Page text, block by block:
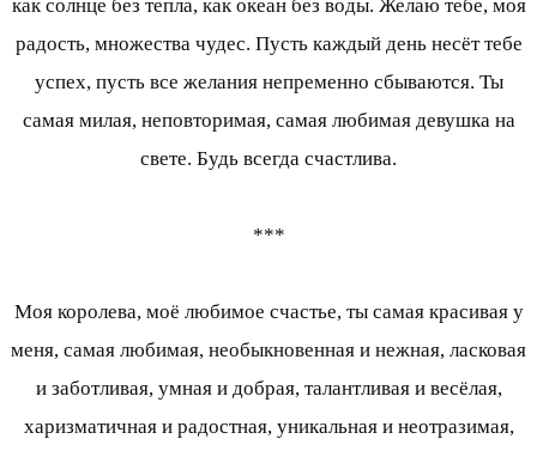
как солнце без тепла, как океан без воды. Желаю тебе, моя
радость, множества чудес. Пусть каждый день несёт тебе
успех, пусть все желания непременно сбываются. Ты
самая милая, неповторимая, самая любимая девушка на
свете. Будь всегда счастлива.
***
Моя королева, моё любимое счастье, ты самая красивая у
меня, самая любимая, необыкновенная и нежная, ласковая
и заботливая, умная и добрая, талантливая и весёлая,
харизматичная и радостная, уникальная и неотразимая,